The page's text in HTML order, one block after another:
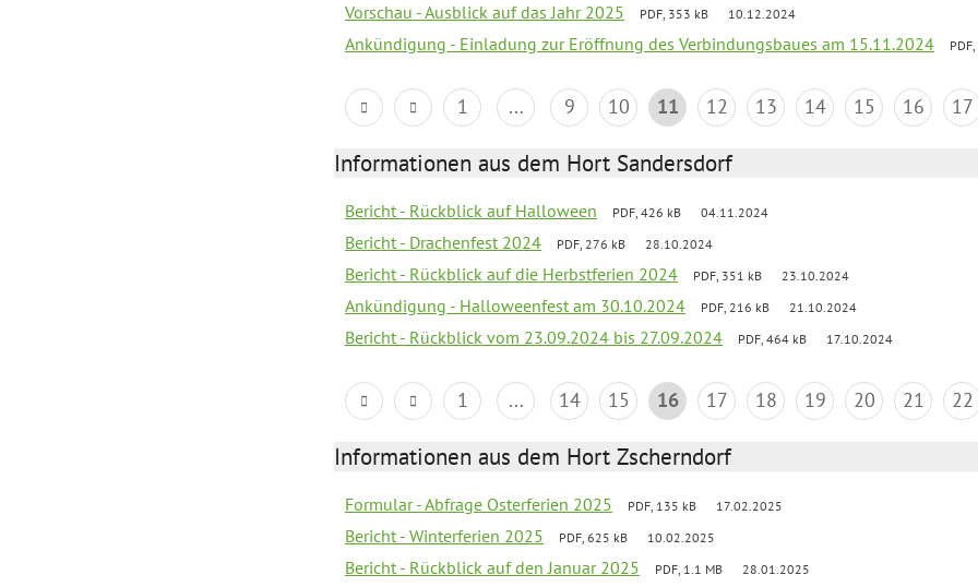
Vorschau - Ausblick auf das Jahr 2025 PDF, 353 kB 10.12.2024
Ankündigung - Einladung zur Eröffnung des Verbindungsbaues am 15.11.2024
1 ... 9 10 11 12 13 14 15 16 17
Informationen aus dem Hort Sandersdorf
Bericht - Rückblick auf Halloween PDF, 426 kB 04.11.2024
Bericht - Drachenfest 2024 PDF, 276 kB 28.10.2024
Bericht - Rückblick auf die Herbstferien 2024 PDF, 351 kB 23.10.2024
Ankündigung - Halloweenfest am 30.10.2024 PDF, 216 kB 21.10.2024
Bericht - Rückblick vom 23.09.2024 bis 27.09.2024 PDF, 464 kB 17.10.2024
1 ... 14 15 16 17 18 19 20 21 22
Informationen aus dem Hort Zscherndorf
Formular - Abfrage Osterferien 2025 PDF, 135 kB 17.02.2025
Bericht - Winterferien 2025 PDF, 625 kB 10.02.2025
Bericht - Rückblick auf den Januar 2025 PDF, 1.1 MB 28.01.2025